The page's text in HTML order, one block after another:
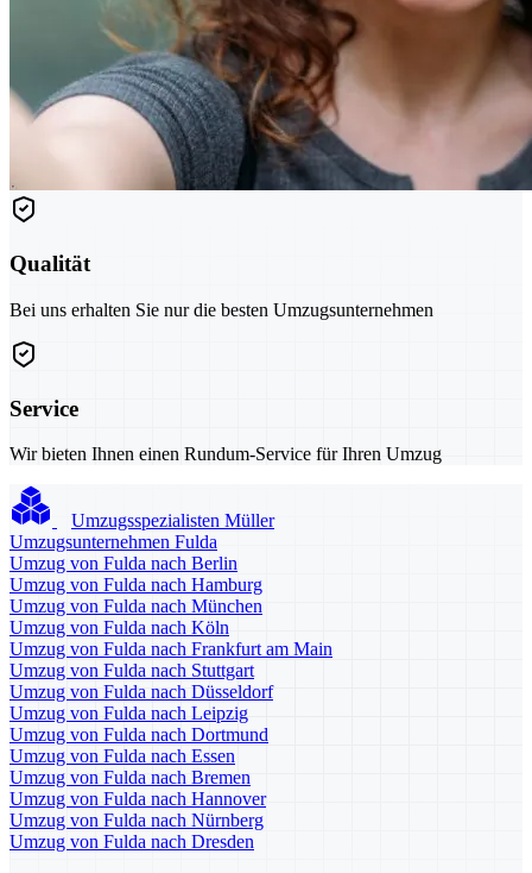
Qualität
Bei uns erhalten Sie nur die besten Umzugsunternehmen
Service
Wir bieten Ihnen einen Rundum-Service für Ihren Umzug
Umzugsspezialisten Müller
Umzugsunternehmen Fulda
Umzug von Fulda nach Berlin
Umzug von Fulda nach Hamburg
Umzug von Fulda nach München
Umzug von Fulda nach Köln
Umzug von Fulda nach Frankfurt am Main
Umzug von Fulda nach Stuttgart
Umzug von Fulda nach Düsseldorf
Umzug von Fulda nach Leipzig
Umzug von Fulda nach Dortmund
Umzug von Fulda nach Essen
Umzug von Fulda nach Bremen
Umzug von Fulda nach Hannover
Umzug von Fulda nach Nürnberg
Umzug von Fulda nach Dresden